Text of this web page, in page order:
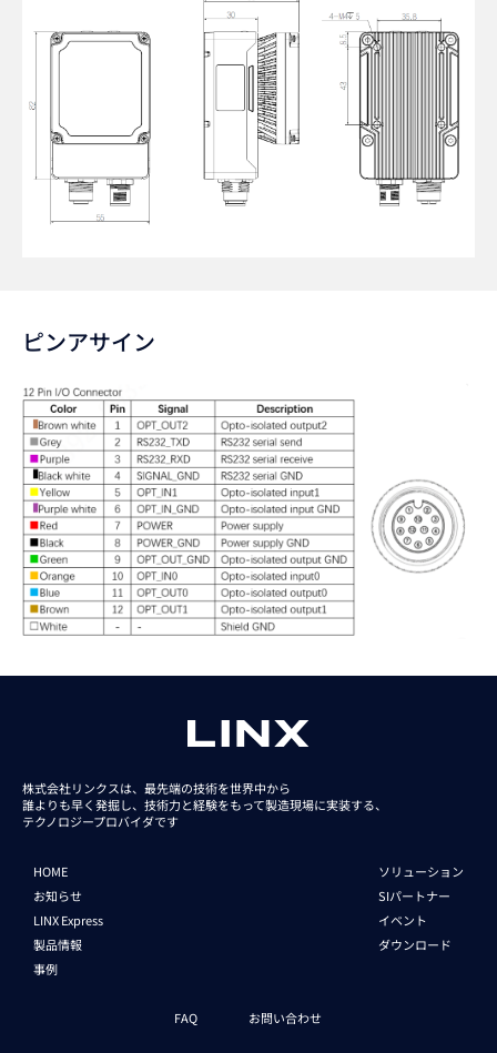
ピンアサイン
株式会社リンクスは、最先端の技術を世界中から
誰よりも早く発掘し、技術力と経験をもって製造現場に実装する、
テクノロジープロバイダです
HOME
お知らせ
LINX Express
製品情報
事例
ソリューション
SIパートナー
イベント
ダウンロード
FAQ お問い合わせ